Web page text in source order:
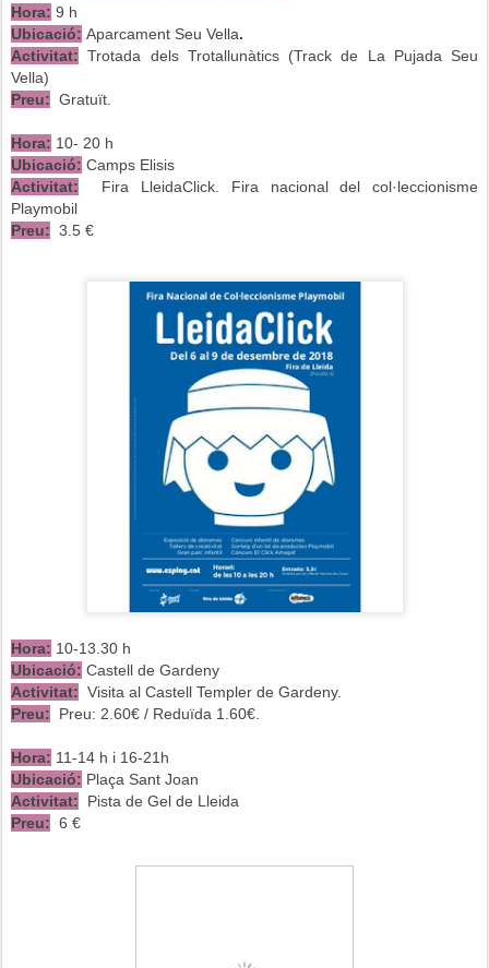
Hora: 9 h
Ubicació: Aparcament Seu Vella.
Activitat: Trotada dels Trotallunàtics (Track de La Pujada Seu
Vella)
Preu: Gratuït.
Hora: 10- 20 h
Ubicació: Camps Elisis
Activitat: Fira LleidaClick. Fira nacional del col·leccionisme
Playmobil
Preu: 3.5 €
Hora: 10-13.30 h
Ubicació: Castell de Gardeny
Activitat: Visita al Castell Templer de Gardeny.
Preu: Preu: 2.60€ / Reduïda 1.60€.
Hora: 11-14 h i 16-21h
Ubicació: Plaça Sant Joan
Activitat: Pista de Gel de Lleida
Preu: 6 €